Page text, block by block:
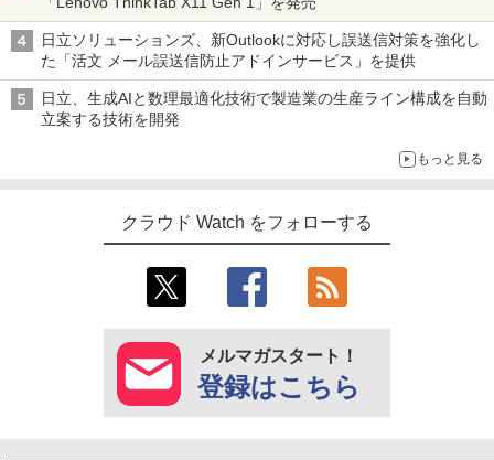
日立ソリューションズ、新Outlookに対応し誤送信対策を強化し
た「活文 メール誤送信防止アドインサービス」を提供
日立、生成AIと数理最適化技術で製造業の生産ライン構成を自動
立案する技術を開発
もっと見る
クラウド Watch をフォローする
メルマガスタート！
登録はこちら